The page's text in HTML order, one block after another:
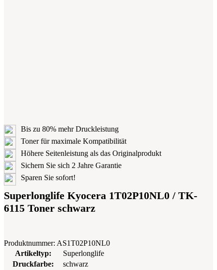
Bis zu 80% mehr Druckleistung
Toner für maximale Kompatibilität
Höhere Seitenleistung als das Originalprodukt
Sichern Sie sich 2 Jahre Garantie
Sparen Sie sofort!
Superlonglife Kyocera 1T02P10NL0 / TK-
6115 Toner schwarz
Produktnummer: AS1T02P10NL0
Artikeltyp:
Superlonglife
Druckfarbe:
schwarz